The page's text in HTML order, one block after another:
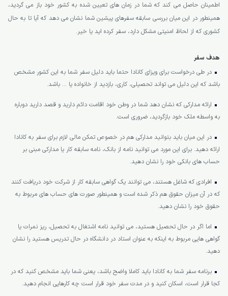
اطمینان حاصل می کند که شما در زمان های تعیین شده به کشور خود باز می گردید،
همینطور در این میان بررسی سابقه سفرهای پیشین شما نشان می دهد که آیا تا به حال
کشوری که از لحاظ امنیتی مشکل دارد، سفر کرده اید یا خیر.
هدف سفر
در طی درخواست برای ویزای کانادا حتما باید دلیل سفر شما به این کشور مشخص
باشد که این دلیل می تواند تحصیلی، کاری، بازدید از خانواده یا … باشد.
ارائه مدارکی که نشان دهد شما در وطن خود اقامت دائم دارید و قصد دارید دوباره
به واسطه ملک خود بازگردید، ضروری است.
در این میان باید بتوانید مدارکی هم در خصوص تمکن مالی لازم برای سفر به کانادا
ارائه دهید. برای این مورد می توانید نامه از بانک، نامه سابقه کار یا مدارکی مبنی بر
حساب های بانکی خود را نشان دهید.
افرادی که شاغل هستند، می توانند یک گواهی سابقه کار از شرکت خود دریافت کنند
که در آن میزان حقوق هم ذکر شده است و همینطور صورت های حساب های مربوط به
حقوق خود را نشان دهید.
اما اگر در حال تحصیل هستید، می توانید نامه اشتغال به تحصیل، ریز نمرات یا
گواهی هایی مربوط به اینکه به عنوان استاد در دانشگاه در حال تدریس هستید را نشان
دهید.
برنامه سفر شما به کانادا باید کاملا واضح باشد، یعنی شما باید مشخص کنید که در
کجا قرار است، اسکان کنید و در مدت سفر خود قرار است چه کارهایی انجام دهید.